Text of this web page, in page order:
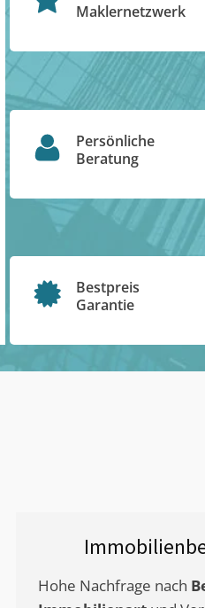
Maklernetzwerk
Persönliche
Beratung
Bestpreis
Garantie
Hohe Nachfrage nach